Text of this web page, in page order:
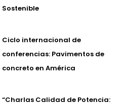
Sostenible
Ciclo internacional de
conferencias: Pavimentos de
concreto en América
“Charlas Calidad de Potencia: